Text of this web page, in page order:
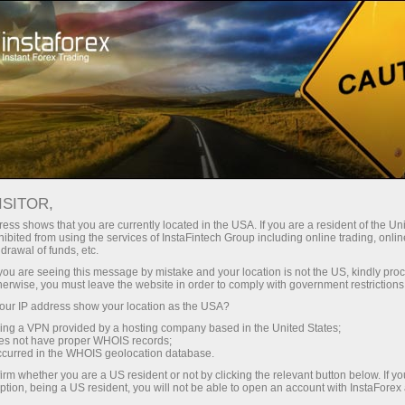
À propos de la société InstaForex Règlement
Licences et
réglementations
Le Groupe d’entreprises InstaFintech travaille
dans l’industrie Forex depuis 2007, et au cours
de cette période il a réussi à occuper des
positions solides en devenant leader du
marché et innovateur dans le domaine de
l’information technologique. La prestation des
shows that you are currently located in the USA. If you are a resident of the
from using the services of InstaFintech Group including online trading,
of funds, etc.
are seeing this message by mistake and your location is not the US, kindly
you must leave the website in order to comply with government
IP address show your location as the USA?
a VPN provided by a hosting company based in the United States;
not have proper WHOIS records;
in the WHOIS geolocation database.
whether you are a US resident or not by clicking the relevant button below. If
being a US resident, you will not be able to open an account with InstaForex